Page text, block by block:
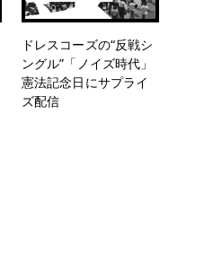
ドレスコーズの“反戦シ
ングル”「ノイズ時代」
憲法記念日にサプライ
ズ配信